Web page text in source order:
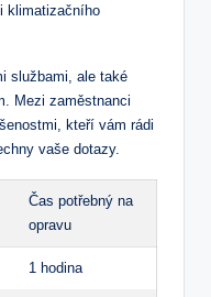
klimatizačního
službami, ale také⁢
Mezi zaměstnanci
kteří vám rádi
vaše dotazy.
Čas potřebný na
opravu
1 hodina